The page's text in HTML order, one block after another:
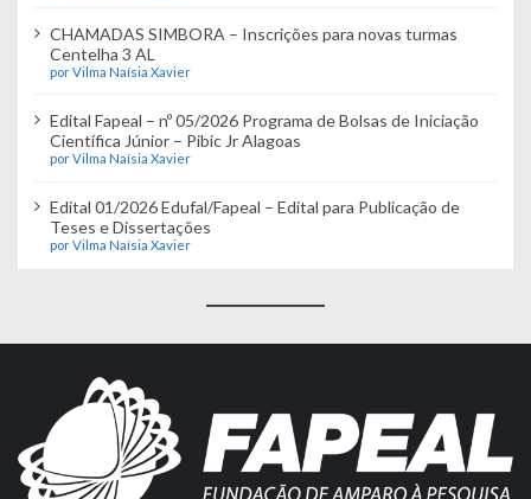
CHAMADAS SIMBORA – Inscrições para novas turmas
Centelha 3 AL
por Vilma Naísia Xavier
Edital Fapeal – nº 05/2026 Programa de Bolsas de Iniciação
Científica Júnior – Pibic Jr Alagoas
por Vilma Naísia Xavier
Edital 01/2026 Edufal/Fapeal – Edital para Publicação de
Teses e Dissertações
por Vilma Naísia Xavier